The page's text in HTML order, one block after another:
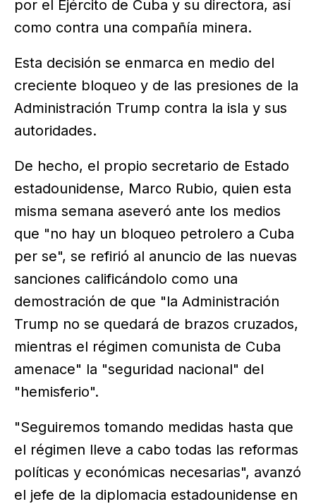
por el Ejército de Cuba y su directora, así
como contra una compañía minera.
Esta decisión se enmarca en medio del
creciente bloqueo y de las presiones de la
Administración Trump contra la isla y sus
autoridades.
De hecho, el propio secretario de Estado
estadounidense, Marco Rubio, quien esta
misma semana aseveró ante los medios
que "no hay un bloqueo petrolero a Cuba
per se", se refirió al anuncio de las nuevas
sanciones calificándolo como una
demostración de que "la Administración
Trump no se quedará de brazos cruzados,
mientras el régimen comunista de Cuba
amenace" la "seguridad nacional" del
"hemisferio".
"Seguiremos tomando medidas hasta que
el régimen lleve a cabo todas las reformas
políticas y económicas necesarias", avanzó
el jefe de la diplomacia estadounidense en